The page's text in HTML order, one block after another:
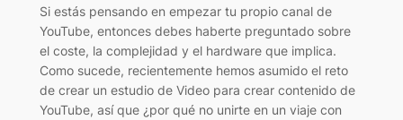
Si estás pensando en empezar tu propio canal de
YouTube, entonces debes haberte preguntado sobre
el coste, la complejidad y el hardware que implica.
Como sucede, recientemente hemos asumido el reto
de crear un estudio de Video para crear contenido de
YouTube, así que ¿por qué no unirte en un viaje con